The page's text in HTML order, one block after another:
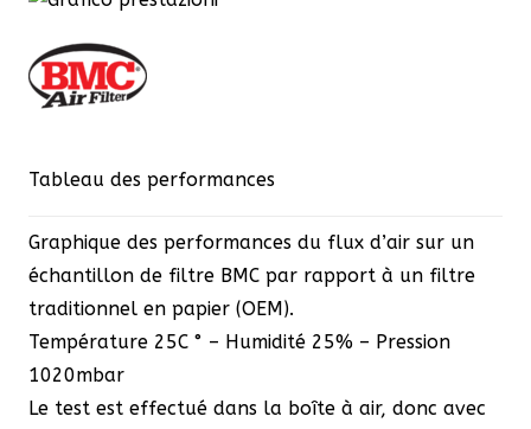
Tableau des performances
Graphique des performances du flux d’air sur un
échantillon de filtre BMC par rapport à un filtre
traditionnel en papier (OEM).
Température 25C ° – Humidité 25% – Pression
1020mbar
Le test est effectué dans la boîte à air, donc avec